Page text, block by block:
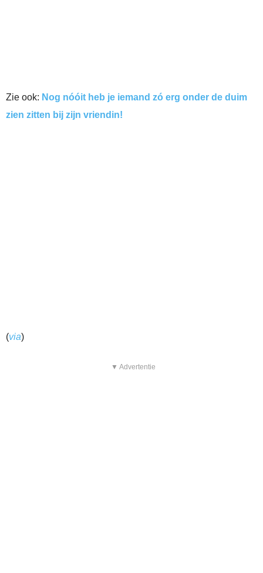
Zie ook: Nog nóóit heb je iemand zó erg onder de duim
zien zitten bij zijn vriendin!
(via)
▼ Advertentie